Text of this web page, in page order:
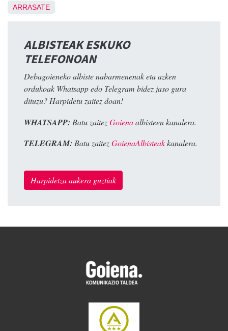
ARRASATE
ALBISTEAK ESKUKO
TELEFONOAN
Debagoieneko albiste nabarmenenak eta azken
ordukoak Whatsapp edo Telegram bidez jaso gura
dituzu? Harpidetu zaitez doan!
WHATSAPP: Batu zaitezGoienaalbisteen kanalera.
TELEGRAM: Batu zaitezGoienaAlbisteakkanalera.
Harpidetza aukera guztiak